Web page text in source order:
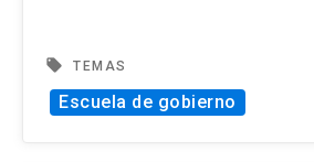
local_offer TEMAS
Escuela de gobierno